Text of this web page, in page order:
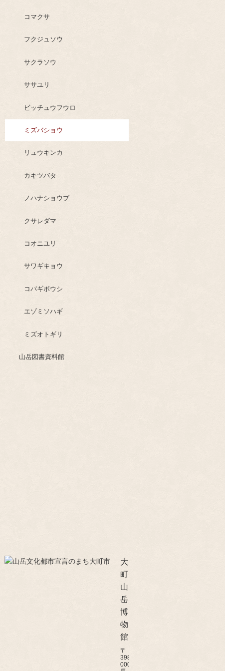
コマクサ
フクジュソウ
サクラソウ
ササユリ
ビッチュウフウロ
ミズバショウ
リュウキンカ
カキツバタ
ノハナショウブ
クサレダマ
コオニユリ
サワギキョウ
コバギボウシ
エゾミソハギ
ミズオトギリ
山岳図書資料館
大
町
山
岳
博
物
館
〒
398-
0002